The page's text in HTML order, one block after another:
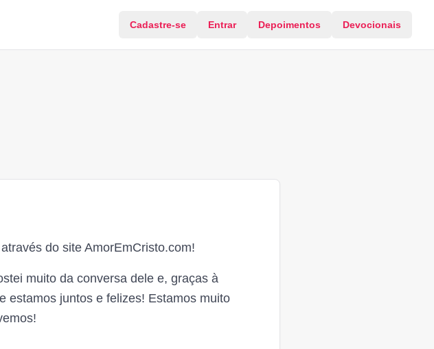
Cadastre-se Entrar Depoimentos Devocionais
do site AmorEmCristo.com!
muito da conversa dele e, graças à
estamos juntos e felizes! Estamos muito